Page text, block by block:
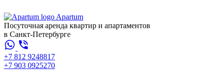
Apartum
Посуточная аренда квартир и апартаментов
в Санкт-Петербурге
+7 812 9248817
+7 903 0925270